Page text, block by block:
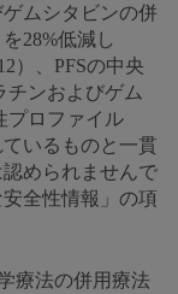
ムシタビンの併
28%低減し
）、PFSの中央
チンおよびゲム
プロファイル
いるものと一貫
められませんで
全性情報」の項
療法の併用療法